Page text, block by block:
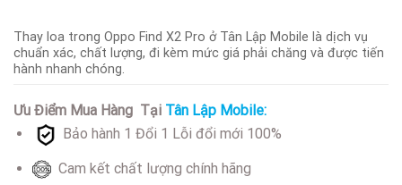
Thay loa trong Oppo Find X2 Pro ở Tân Lập Mobile là dịch vụ
chuẩn xác, chất lượng, đi kèm mức giá phải chăng và được tiến
hành nhanh chóng.
Ưu Điểm Mua Hàng Tại Tân Lập Mobile:
Bảo hành 1 Đổi 1 Lỗi đổi mới 100%
Cam kết chất lượng chính hãng